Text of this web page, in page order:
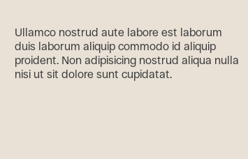
Ullamco nostrud aute labore est laborum
duis laborum aliquip commodo id aliquip
proident. Non adipisicing nostrud aliqua nulla
nisi ut sit dolore sunt cupidatat.